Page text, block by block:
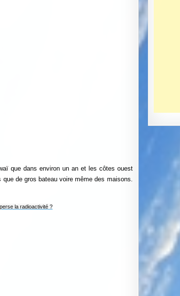
que dans environ un an et les côtes ouest
de gros bateau voire même des maisons.
la radioactivité ?